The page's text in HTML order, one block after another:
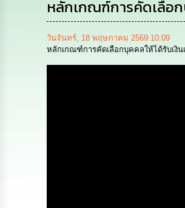
หลักเกณฑ์การคัดเลือ
วันจันทร์, 18 พฤษภาคม 2569 10:09
หลักเกณฑ์การคัดเลือกบุคคลให้ได้รับเงิ